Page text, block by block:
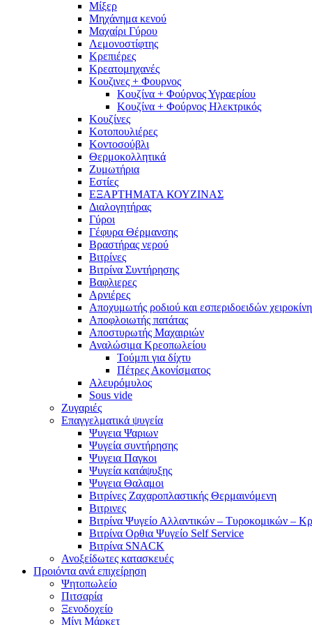
Μίξερ
Μηχάνημα κενού
Μαχαίρι Γύρου
Λεμονοστίφτης
Κρεπιέρες
Κρεατομηχανές
Κουζινες + Φουρνος
Κουζίνα + Φούρνος Υγραερίου
Κουζίνα + Φούρνος Ηλεκτρικός
Κουζίνες
Κοτοπουλιέρες
Κοντοσούβλι
Θερμοκολλητικά
Ζυμωτήρια
Εστίες
ΕΞΑΡΤΗΜΑΤΑ ΚΟΥΖΙΝΑΣ
Διαλογητήρας
Γύροι
Γέφυρα Θέρμανσης
Βραστήρας νερού
Βιτρίνες
Βιτρίνα Συντήρησης
Βαφλιερες
Αρνιέρες
Αποχυμωτής ροδιού και εσπεριδοειδών
Αποφλοιωτής πατάτας
Αποστυρωτής Μαχαιριών
Αναλώσιμα Κρεοπωλείου
Τούμπι για δίχτυ
Πέτρες Ακονίσματος
Αλευρόμυλος
Sous vide
Ζυγαριές
Επαγγελματικά ψυγεία
Ψυγεια Ψαριων
Ψυγεία συντήρησης
Ψυγεια Παγκοι
Ψυγεία κατάψυξης
Ψυγεια Θαλαμοι
Βιτρίνες Ζαχαροπλαστικής Θερμαινόμενη
Βιτρινες
Βιτρίνα Ψυγείο Αλλαντικών – Τυροκομικών –
Βιτρίνα Ορθια Ψυγείο Self Service
Βιτρίνα SNACK
Ανοξείδωτες κατασκευές
Προιόντα ανά επιχείρηση
Ψητοπωλείο
Πιτσαρία
Ξενοδοχείο
Μίνι Μάρκετ